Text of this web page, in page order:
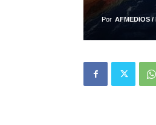
Por AFMEDIOS /